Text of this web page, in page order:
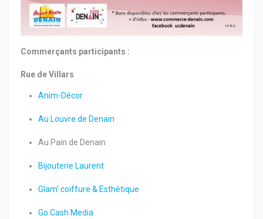
Commerçants participants :
Rue de Villars
Anim-Décor
Au Louvre de Denain
Au Pain de Denain
Bijouterie Laurent
Glam’ coiffure & Esthétique
Go Cash Media